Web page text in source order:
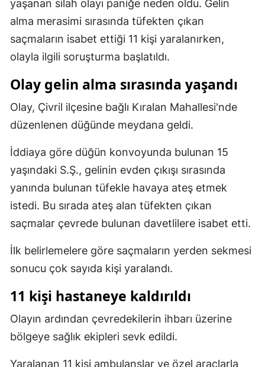
Gümüşhane
Hakkari
Isparta
İzmir
Kars
Kırklareli
Kırşehir
Kocaeli
Konya
Kütahya
yaşanan silah olayı paniğe neden oldu. Gelin
alma merasimi sırasında tüfekten çıkan
saçmaların isabet ettiği 11 kişi yaralanırken,
olayla ilgili soruşturma başlatıldı.
Olay gelin alma sırasında yaşandı
Olay, Çivril ilçesine bağlı Kıralan Mahallesi'nde
düzenlenen düğünde meydana geldi.
İddiaya göre düğün konvoyunda bulunan 15
yaşındaki S.Ş., gelinin evden çıkışı sırasında
yanında bulunan tüfekle havaya ateş etmek
istedi. Bu sırada ateş alan tüfekten çıkan
saçmalar çevrede bulunan davetlilere isabet etti.
İlk belirlemelere göre saçmaların yerden sekmesi
sonucu çok sayıda kişi yaralandı.
11 kişi hastaneye kaldırıldı
Olayın ardından çevredekilerin ihbarı üzerine
bölgeye sağlık ekipleri sevk edildi.
Yaralanan 11 kişi ambulanslar ve özel araçlarla